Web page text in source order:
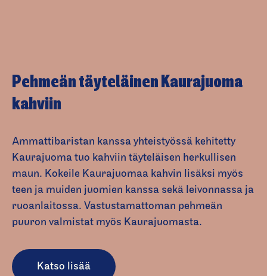
Pehmeän täyteläinen Kaurajuoma
kahviin
Ammattibaristan kanssa yhteistyössä kehitetty
Kaurajuoma tuo kahviin täyteläisen herkullisen
maun. Kokeile Kaurajuomaa kahvin lisäksi myös
teen ja muiden juomien kanssa sekä leivonnassa ja
ruoanlaitossa. Vastustamattoman pehmeän
puuron valmistat myös Kaurajuomasta.
Katso lisää